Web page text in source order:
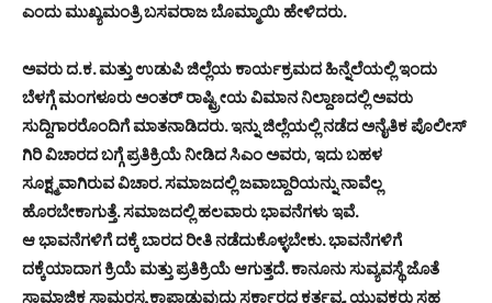
ಎಂದು ಮುಖ್ಯಮಂತ್ರಿ ಬಸವರಾಜ ಬೊಮ್ಮಾಯಿ ಹೇಳಿದರು.
ಅವರು ದ.ಕ. ಮತ್ತು ಉಡುಪಿ ಜಿಲ್ಲೆಯ ಕಾರ್ಯಕ್ರಮದ ಹಿನ್ನೆಲೆಯಲ್ಲಿ ಇಂದು
ಬೆಳಗ್ಗೆ ಮಂಗಳೂರು ಅಂತರ್ ರಾಷ್ಟ್ರೀಯ ವಿಮಾನ ನಿಲ್ದಾಣದಲ್ಲಿ ಅವರು
ಸುದ್ದಿಗಾರರೊಂದಿಗೆ ಮಾತನಾಡಿದರು. ಇನ್ನು ಜಿಲ್ಲೆಯಲ್ಲಿ ನಡೆದ ಅನೈತಿಕ ಪೊಲೀಸ್
ಗಿರಿ ವಿಚಾರದ ಬಗ್ಗೆ ಪ್ರತಿಕ್ರಿಯೆ ನೀಡಿದ ಸಿಎಂ ಅವರು, ಇದು ಬಹಳ
ಸೂಕ್ಷ್ಮವಾಗಿರುವ ವಿಚಾರ. ಸಮಾಜದಲ್ಲಿ ಜವಾಬ್ದಾರಿಯನ್ನು ನಾವೆಲ್ಲ
ಹೊರಬೇಕಾಗುತ್ತೆ. ಸಮಾಜದಲ್ಲಿ ಹಲವಾರು ಭಾವನೆಗಳು ಇವೆ.
ಆ ಭಾವನೆಗಳಿಗೆ ದಕ್ಕೆ ಬಾರದ ರೀತಿ ನಡೆದುಕೊಳ್ಳಬೇಕು. ಭಾವನೆಗಳಿಗೆ
ದಕ್ಕೆಯಾದಾಗ ಕ್ರಿಯೆ ಮತ್ತು ಪ್ರತಿಕ್ರಿಯೆ ಆಗುತ್ತದೆ. ಕಾನೂನು ಸುವ್ಯವಸ್ಥೆ ಜೊತೆ
ಸಾಮಾಜಿಕ ಸಾಮರಸ್ಯ ಕಾಪಾಡುವುದು ಸರ್ಕಾರದ ಕರ್ತವ್ಯ. ಯುವಕರು ಸಹ